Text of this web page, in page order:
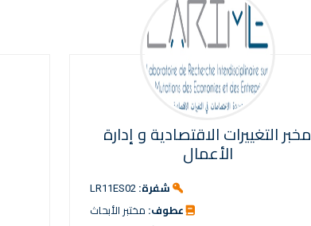
مخبر التغييرات الاقتصادية و إدارة
الأعمال
شفرة: LR11ES02
عطوف: مختبر الأبحاث